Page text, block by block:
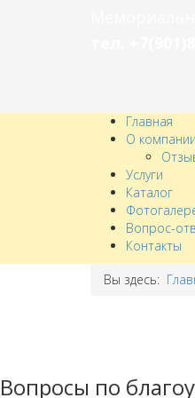
Главная
О компании
Услуги
Каталог
Вопрос-
Контакты
Вы здесь:
Вопросы по